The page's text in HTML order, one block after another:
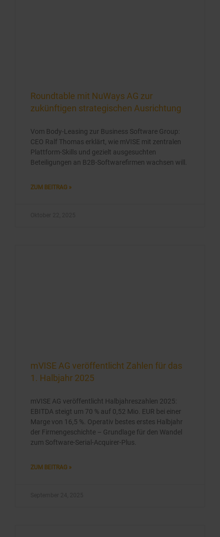
Roundtable mit NuWays AG zur
zukünftigen strategischen Ausrichtung
Vom Body-Leasing zur Business Software Group:
CEO Ralf Thomas erklärt, wie mVISE mit zentralen
Plattform-Skills und gezielt ausgesuchten
Beteiligungen an B2B-Softwarefirmen wachsen will.
ZUM BEITRAG »
mVISE AG veröffentlicht Zahlen für das
1. Halbjahr 2025
mVISE AG veröffentlicht Halbjahreszahlen 2025:
EBITDA steigt um 70 % auf 0,52 Mio. EUR bei einer
Marge von 16,5 %. Operativ bestes erstes Halbjahr
der Firmengeschichte – Grundlage für den Wandel
zum Software-Serial-Acquirer-Plus.
ZUM BEITRAG »